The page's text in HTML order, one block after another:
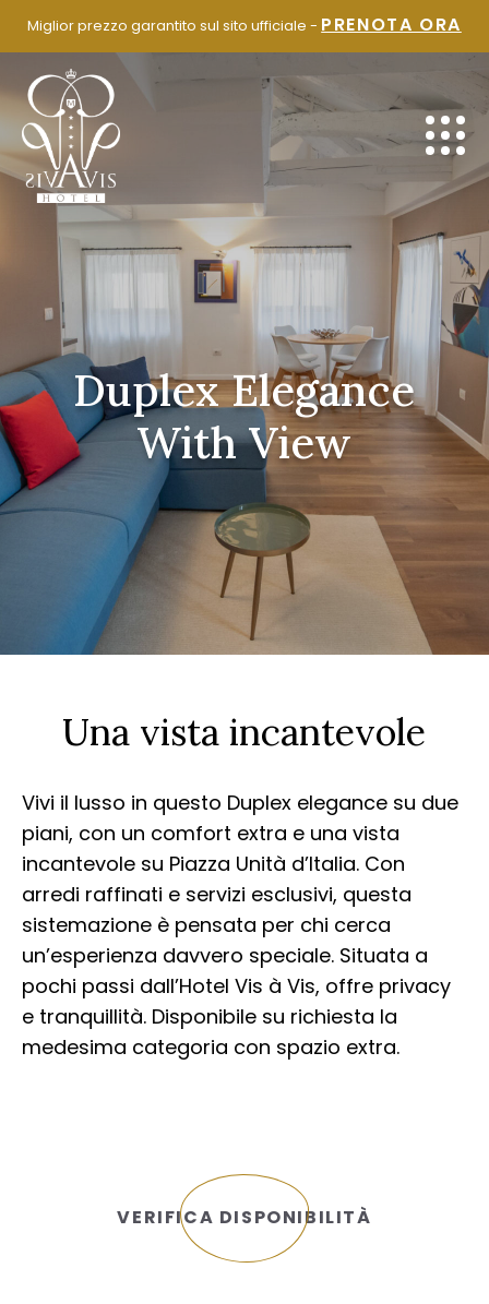
CONTENUTO
Miglior prezzo garantito sul sito ufficiale - PRENOTA ORA
Duplex Elegance
With View
Una vista incantevole
Vivi il lusso in questo Duplex elegance su due
piani, con un comfort extra e una vista
incantevole su Piazza Unità d’Italia. Con
arredi raffinati e servizi esclusivi, questa
sistemazione è pensata per chi cerca
un’esperienza davvero speciale. Situata a
pochi passi dall’Hotel Vis à Vis, offre privacy
e tranquillità. Disponibile su richiesta la
medesima categoria con spazio extra.
VERIFICA DISPONIBILITÀ